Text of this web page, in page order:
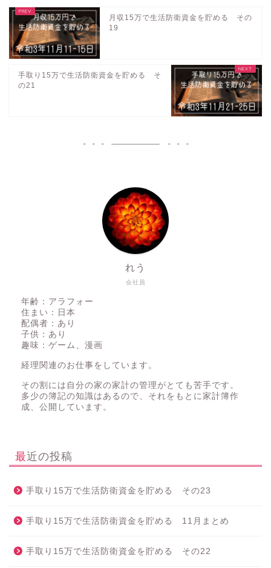
月収15万で生活防衛資金を貯める その
19
手取り15万で生活防衛資金を貯める そ
の21
会社員
れう
年齢：アラフォー
住まい：日本
配偶者：あり
子供：あり
趣味：ゲーム、漫画
経理関連のお仕事をしています。
その割には自分の家の家計の管理がとても苦手です。
多少の簿記の知識はあるので、それをもとに家計簿作
成、公開しています。
最近の投稿
手取り15万で生活防衛資金を貯める その23
手取り15万で生活防衛資金を貯める 11月まとめ
手取り15万で生活防衛資金を貯める その22